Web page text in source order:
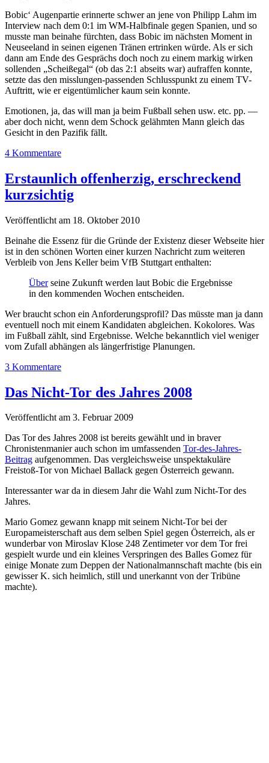
Bobic‘ Augenpartie erinnerte schwer an jene von Philipp Lahm im
Interview nach dem 0:1 im WM-Halbfinale gegen Spanien, und so
musste man beinahe fürchten, dass Bobic im nächsten Moment in
Neuseeland in seinen eigenen Tränen ertrinken würde. Als er sich
dann am Ende des Gesprächs doch noch zu einem markig wirken
sollenden „Scheißegal“ (ob das 2:1 abseits war) aufraffen konnte,
setzte das den misslungen-passenden Schlusspunkt zu einem TV-
Auftritt, wie er eigentümlicher kaum sein konnte.
Emotionen, ja, das will man ja beim Fußball sehen usw. etc. pp. —
aber doch nicht, wenn dem Schock gelähmten Mann gleich das
Gesicht in den Pazifik fällt.
4 Kommentare
Erstaunlich offenherzig, erschreckend
kurzsichtig
Veröffentlicht am 18. Oktober 2010
Beinahe die Essenz für die Gründe der Existenz dieser Webseite hier
ist in den schönen Worten einer kurzen Nachricht zum weiteren
Verbleib von Jens Keller beim VfB Stuttgart enthalten:
Überseine Zukunft werden laut Bobic die Ergebnisse
in den kommenden Wochen entscheiden.
Wer braucht schon ein Anforderungsprofil? Das müsste man ja dann
eventuell noch mit einem Kandidaten abgleichen. Kokolores. Was
im Fußball zählt, sind Ergebnisse. Welche bekanntlich viel weniger
vom Zufall abhängen als längerfristige Planungen.
3 Kommentare
Das Nicht-Tor des Jahres 2008
Veröffentlicht am 3. Februar 2009
Das Tor des Jahres 2008 ist bereits gewählt und in braver
Chronistenmanier auch schon im umfassenden Tor-des-Jahres-
Beitrag aufgenommen. Das vergleichsweise unspektakuläre
Freistoß-Tor von Michael Ballack gegen Österreich gewann.
Interessanter war da in diesem Jahr die Wahl zum Nicht-Tor des
Jahres.
Mario Gomez gewann knapp mit seinem Nicht-Tor bei der
Europameisterschaft aus dem selben Spiel gegen Österreich, als er
wunderbar von Miroslav Klose 248 Zentimeter vor dem Tor frei
gespielt wurde und ein kleines Verspringen des Balles Gomez für
einige Monate zum Deppen der Nationalmannschaft machte (bis ein
gewisser K. sich heimlich, still und unerkannt von der Tribüne
machte).